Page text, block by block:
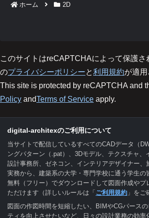
ホーム 2D
このサイトはreCAPTCHAによって保護さ
のプライバシーポリシーと利用規約が適用
This site is protected by reCAPTCHA and
Policy andTerms of Service apply.
digital-architexのご利用について
当サイトで配信しているすべてのCADデータ（
ングパターン（.pat）、3Dモデル、テクスチャ、
設計事務所、ゼネコン、インテリアデザイナー、
実務から、建築系の大学・専門学校に通う学生の
無料（フリー）でダウンロードして図面作成やプ
ただけます（詳しいルールは「ご利用規約 」をご
図面の作図時間を短縮したい、BIMやCGパース
ティを向上させたいなど、日々の設計業務の効率